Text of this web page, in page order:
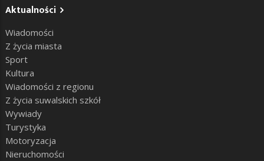
Aktualności
Wiadomości
Z życia miasta
Sport
Kultura
Wiadomości z regionu
Z życia suwalskich szkół
Wywiady
Turystyka
Motoryzacja
Nieruchomości